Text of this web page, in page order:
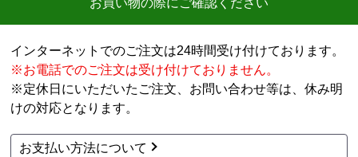
できとても満足しました。
機会があれば今後も利用したいショップです。
2026年7月24日 21:04
インターネットでのご注文は24時間受け付けております。
※お電話でのご注文は受け付けておりません。
※定休日にいただいたご注文、お問い合わせ等は、休み明
けの対応となります。
お支払い方法について